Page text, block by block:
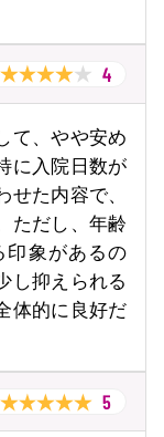
4
て、やや安め
に入院日数が
た内容で、
ただし、年齢
印象があるの
し抑えられる
体的に良好だ
5